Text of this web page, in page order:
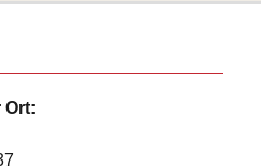
Ort: